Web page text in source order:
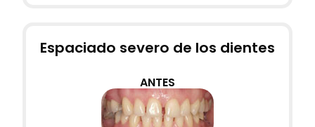
Espaciado severo de los dientes
ANTES